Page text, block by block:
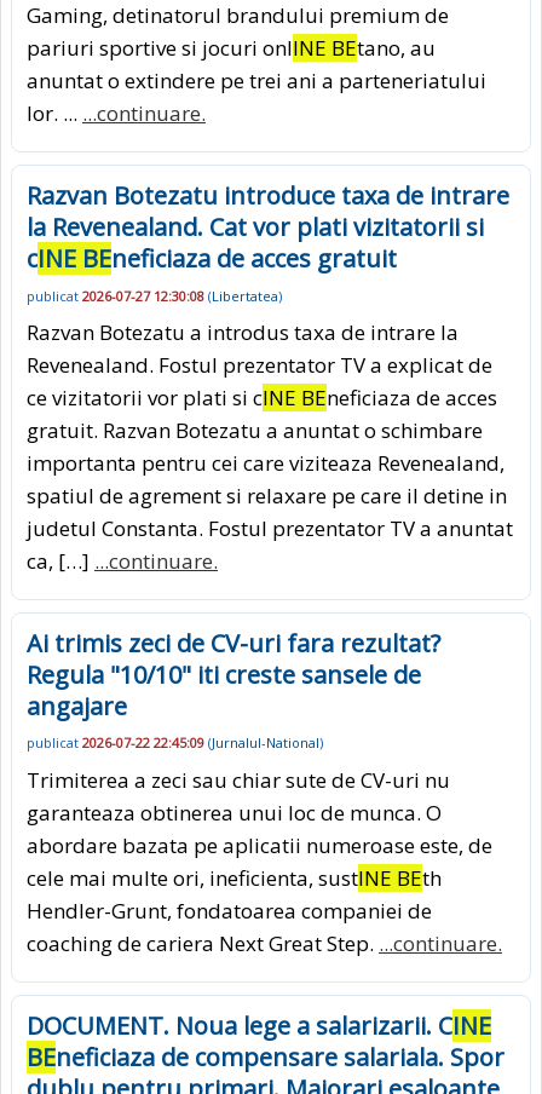
Gaming, detinatorul brandului premium de
pariuri sportive si jocuri onlINE BEtano, au
anuntat o extindere pe trei ani a parteneriatului
lor. ... ...continuare.
Razvan Botezatu introduce taxa de intrare
la Revenealand. Cat vor plati vizitatorii si
cINE BEneficiaza de acces gratuit
publicat 2026-07-27 12:30:08 (Libertatea)
Razvan Botezatu a introdus taxa de intrare la
Revenealand. Fostul prezentator TV a explicat de
ce vizitatorii vor plati si cINE BEneficiaza de acces
gratuit. Razvan Botezatu a anuntat o schimbare
importanta pentru cei care viziteaza Revenealand,
spatiul de agrement si relaxare pe care il detine in
judetul Constanta. Fostul prezentator TV a anuntat
ca, […] ...continuare.
Ai trimis zeci de CV-uri fara rezultat?
Regula "10/10" iti creste sansele de
angajare
publicat 2026-07-22 22:45:09 (Jurnalul-National)
Trimiterea a zeci sau chiar sute de CV-uri nu
garanteaza obtinerea unui loc de munca. O
abordare bazata pe aplicatii numeroase este, de
cele mai multe ori, ineficienta, sustINE BEth
Hendler-Grunt, fondatoarea companiei de
coaching de cariera Next Great Step. ...continuare.
DOCUMENT. Noua lege a salarizarii. CINE
BEneficiaza de compensare salariala. Spor